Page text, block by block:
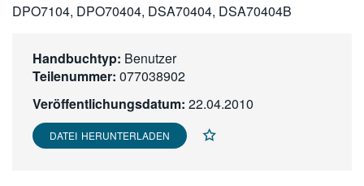
한국어
繁體中文
DPO7104, DPO70404, DSA70404, DSA70404B
Handbuchtyp: Benutzer
Teilenummer: 077038902
Veröffentlichungsdatum: 22.04.2010
DATEI HERUNTERLADEN